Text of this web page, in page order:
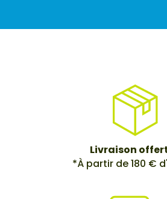
Livraison
*À partir de 180 €